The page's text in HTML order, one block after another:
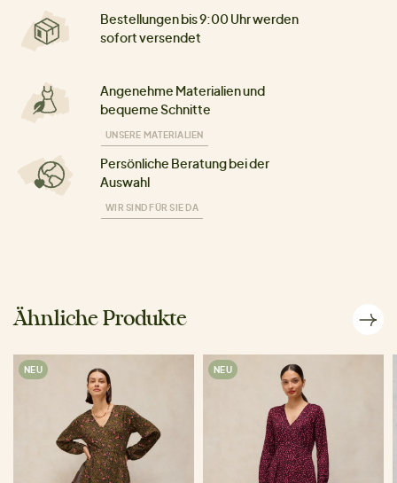
Bestellungen bis 9:00 Uhr werden
sofort versendet
Angenehme Materialien und
bequeme Schnitte
UNSERE MATERIALIEN
Persönliche Beratung bei der
Auswahl
WIR SIND FÜR SIE DA
Ähnliche Produkte
NEU NEU